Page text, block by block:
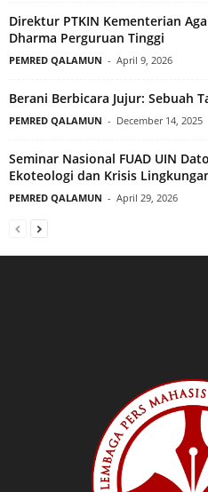
Direktur PTKIN Kementerian
Dharma Perguruan Tinggi
PEMRED QALAMUN - April 9, 2026
Berani Berbicara Jujur: Sebuah
PEMRED QALAMUN - December 14, 2025
Seminar Nasional FUAD UIN
Ekoteologi dan Krisis
PEMRED QALAMUN - April 29, 2026